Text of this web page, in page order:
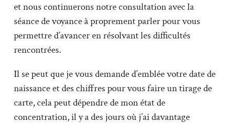
et nous continuerons notre consultation avec la
séance de voyance à proprement parler pour vous
permettre d’avancer en résolvant les difficultés
rencontrées.
Il se peut que je vous demande d’emblée votre date de
naissance et des chiffres pour vous faire un tirage de
carte, cela peut dépendre de mon état de
concentration, il y a des jours où j’ai davantage